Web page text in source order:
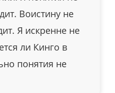
Воистину не
Я искренне не
ли Кинго в
понятия не